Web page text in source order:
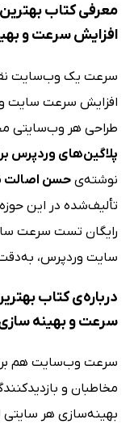
معرفی کتاب
افزایش سرعت و
سرعت یک وب‌سایت
افزایش سرعت سایت و
طراحی هر وب‌سایتی
پلاگین‌های وردپرس
نوشته‌ی حسن اصالت
تألیف‌شده در این
رایگان تست سرعت
سایت وردپرس،
درباره‌ی کتاب
سرعت و بهینه
سرعت وب‌سایت هم بر
مخاطبان و
بهینه‌سازی هر سایتی